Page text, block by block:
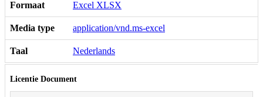
Formaat Excel XLSX
Media type application/vnd.ms-excel
Taal Nederlands
Licentie Document